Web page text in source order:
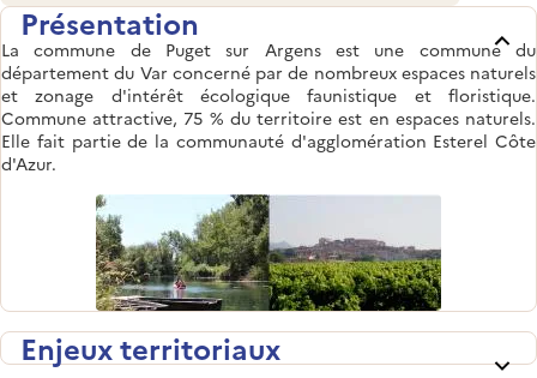
Présentation
La commune de Puget sur Argens est une commune du
département du Var concerné par de nombreux espaces naturels
et zonage d'intérêt écologique faunistique et floristique.
Commune attractive, 75 % du territoire est en espaces naturels.
Elle fait partie de la communauté d'agglomération Esterel Côte
d'Azur.
Enjeux territoriaux